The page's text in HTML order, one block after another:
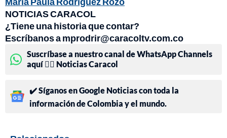
NOTICIAS CARACOL
¿Tiene una historia que contar?
Escríbanos a mprodrir@caracoltv.com.co
Suscríbase a nuestro canal de WhatsApp Channels
aquí 👉🏻 Noticias Caracol
✔️ Síganos en Google Noticias con toda la
información de Colombia y el mundo.